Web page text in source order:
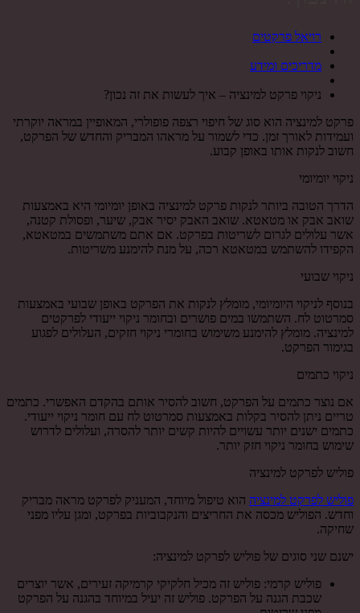
רויאל פרקטים
מדריכים ומידע
ניקוי פרקט למינציה – איך לעשות את זה נכון?
פרקט למינציה הוא סוג של חיפוי רצפה פופולרי, המאופיין במראה יוקרתי
ועמידות לאורך זמן. כדי לשמור על מראהו המבריק והחדש של הפרקט,
חשוב לנקות אותו באופן קבוע.
ניקוי יומיומי
הדרך הטובה ביותר לנקות פרקט למינציה באופן יומיומי היא באמצעות
שואב אבק או מטאטא. שואב האבק יסיר אבק, שיער, ופסולת קטנה,
אשר עלולים לגרום לשריטות בפרקט. אם אתם משתמשים במטאטא,
הקפידו להשתמש במטאטא רכה, על מנת להימנע משריטות.
ניקוי שבועי
בנוסף לניקוי היומיומי, מומלץ לנקות את הפרקט באופן שבועי באמצעות
סמרטוט לח. השתמשו במים פושרים ובחומר ניקוי ייעודי לפרקטים
למינציה. מומלץ להימנע משימוש בחומרי ניקוי חזקים, העלולים לפגוע
בגימור הפרקט.
ניקוי כתמים
אם נוצר כתמים על הפרקט, חשוב להסיר אותם בהקדם האפשרי. כתמים
טריים ניתן להסיר בקלות באמצעות סמרטוט לח עם חומר ניקוי ייעודי.
כתמים ישנים יותר עשויים להיות קשים יותר להסרה, ועלולים לדרוש
שימוש בחומר ניקוי חזק יותר.
פוליש לפרקט למינציה
פוליש לפרקט למינציה הוא טיפול מיוחד, המעניק לפרקט מראה מבריק
וחדש. הפוליש מכסה את החריצים והנקבוביות בפרקט, ומגן עליו מפני
שחיקה.
ישנם שני סוגים של פוליש לפרקט למינציה:
פוליש קרמי: פוליש זה מכיל חלקיקי קרמיקה זעירים, אשר יוצרים
שכבת הגנה על הפרקט. פוליש זה יעיל במיוחד בהגנה על הפרקט